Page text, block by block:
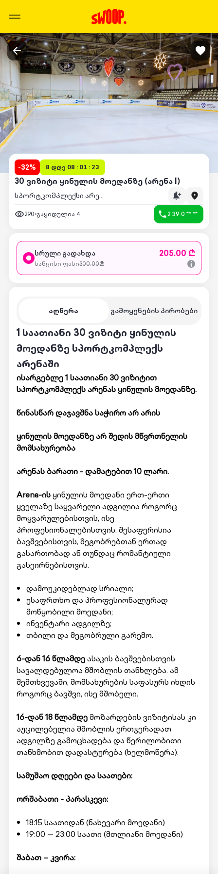
-32% 8 დღე 08 : 01 : 23
30 ვიზიტი ყინულის მოედანზე (არენა I)
სპორტკომპლექსი არენა I
290 გაყიდულია 4 2 39 0 ** **
აღწერა გამოყენების პირობები
1 საათიანი 30 ვიზიტი ყინულის
მოედანზე სპორტკომპლექს
არენაში
ისარგებლე 1 საათიანი 30 ვიზიტით
სპორტკომპლექს არენას ყინულის მოედანზე.
წინასწარ დაჯავშნა საჭირო არ არის
ყინულის მოედანზე არ შედის მწვრთნელის
მომსახურეობა
არენას ბარათი - დამატებით 10 ლარი.
Arena-ისყინულის მოედანი ერთ-ერთი
ყველაზე საყვარელი ადგილია როგორც
მოყვარულებისთვის, ისე
პროფესიონალებისთვის. შესაფერისია
ბავშვებისთვის, მეგობრებთან ერთად
გასართობად ან თუნდაც რომანტიული
გასეირნებისთვის.
დამოუკიდებლად სრიალი;
უსაფრთხო და პროფესიონალურად
მოწყობილი მოედანი;
ინვენტარი ადგილზე;
თბილი და მეგობრული გარემო.
6-დან 16 წლამდეასაკის ბავშვებისთვის
სავალდებულოა მშობლის თანხლება. ამ
შემთხვევაში, მომსახურების საფასურს იხდის
როგორც ბავშვი, ისე მშობელი.
16-დან 18 წლამდემოზარდების ვიზიტისას კი
აუცილებელია მშობლის ერთჯერადათ
ადგილზე გამოცხადება და წერილობითი
თანხმობით დადასტურება (ხელმოწერა).
სამუშაო დღეები და საათები:
ორშაბათი - პარასკევი:
18:15 საათიდან (ნახევარი მოედანი)
19:00 — 23:00 საათი (მთლიანი მოედანი)
შაბათ – კვირა:
სრული გადახდა 205.00 ₾
საწყისი ფასი300.00₾